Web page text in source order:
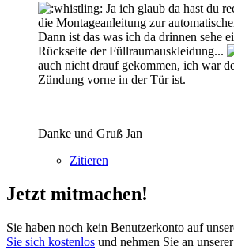
Ja ich glaub da hast du
die Montageanleitung zur
Dann ist das was ich da drinnen sehe
Rückseite der Füllraumauskleidung...
auch nicht drauf gekommen, ich war
Zündung vorne in der Tür ist.
Danke und Gruß Jan
Zitieren
Jetzt mitmachen!
Sie haben noch kein Benutzerkonto auf
Sie sich kostenlos und nehmen Sie an